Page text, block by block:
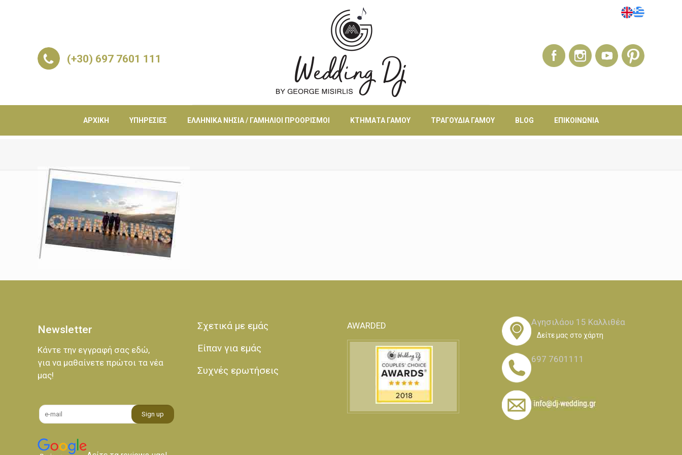
(+30) 697 7601 111
ΑΡΧΙΚΉ ΥΠΗΡΕΣΊΕΣ ΕΛΛΗΝΙΚΆ ΝΗΣΙΆ / ΓΑΜΉΛΙΟΙ ΠΡΟΟΡΙΣΜΟΊ ΚΤΉΜΑΤΑ ΓΆΜΟΥ ΤΡΑΓΟΎΔΙΑ ΓΆΜΟΥ BLOG ΕΠΙΚΟΙΝΩΝΊΑ
Newsletter
Κάντε την εγγραφή σας εδώ,
για να μαθαίνετε πρώτοι τα νέα
μας!
Σχετικά με εμάς
Είπαν για εμάς
Συχνές ερωτήσεις
AWARDED Αγησιλάου 15 Καλλιθέα
Δείτε μας στο χάρτη
697 7601111